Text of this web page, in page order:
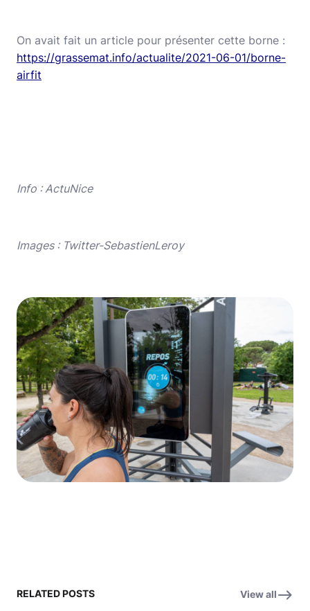
On avait fait un article pour présenter cette borne :
https://grassemat.info/actualite/2021-06-01/borne-
airfit
Info : ActuNice
Images : Twitter-SebastienLeroy
RELATED POSTS View all